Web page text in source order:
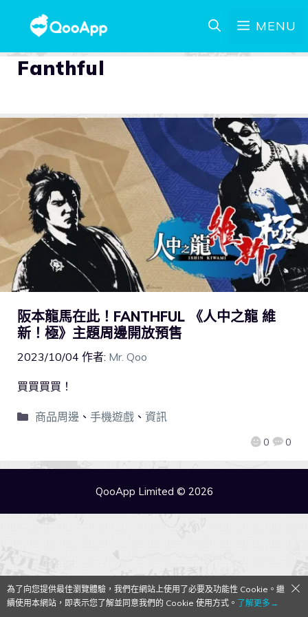
MENU
Fanthful
阪本龍馬在此！FANTHFUL 《人中之龍 維
新！極》主題周邊開放預售
2023/10/04 作者: Mr. Qoo
0 0
買買買買！
商品周邊 、 手機遊戲、 資訊
QooApp Limited © 2026
為了向您提供最佳瀏覽體驗，我們在網站上使用了必要及功能性 Cookie。繼
續使用本網站，即表示您了解並同意我們的 Cookie 使用方式。 了解更多→